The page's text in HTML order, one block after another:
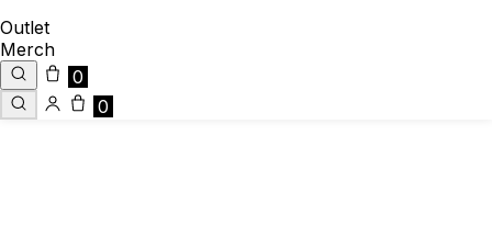
Outlet
Merch
0
0